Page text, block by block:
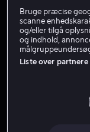
Bruge præcise
scanne
og/eller tilgå
og indhold,
Liste over